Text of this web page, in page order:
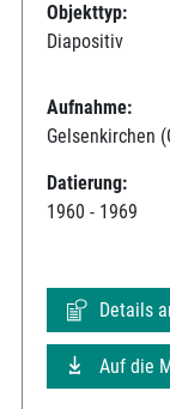
Objekttyp:
Diapositiv
Aufnahme:
Gelsenkirchen
Datierung:
1960 - 1969
Details
Auf die